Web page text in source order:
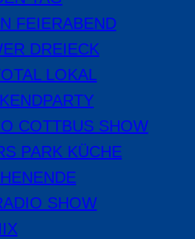
FEIERABEND
DREIECK
LOKAL
COTTBUS SHOW
PARK KÜCHE
SHOW